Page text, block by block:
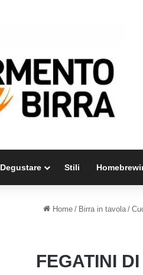
Degustare Stili
Home / Birra in tavola /
FEGATINI